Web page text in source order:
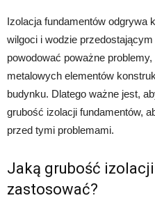
Izolacja fundamentów odgrywa
wilgoci i wodzie
powodować poważne
metalowych elementów
budynku. Dlatego ważne jest,
grubość izolacji fundamentów,
przed tymi problemami.
Jaką grubość
zastosować?